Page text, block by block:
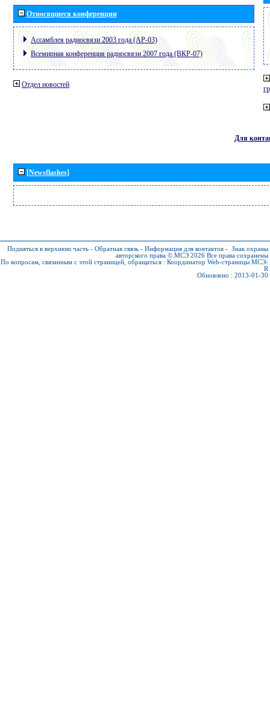
Относящиеся конференции
Ассамблея радиосвязи 2003 года (АР-03)
Всемирная конференция радиосвязи 2007 года (ВКР-07)
Отдел новостей
Для
[Newsflashes]
Подняться в верхнюю часть - Обратная связь - Информация для контактов - Знак охраны
авторского права © МСЭ 2026 Все права сохранены
По вопросам, связанным с этой страницей, обращаться : Координатор Web-страницы МСЭ-
R
Обновлено : 2013-01-30